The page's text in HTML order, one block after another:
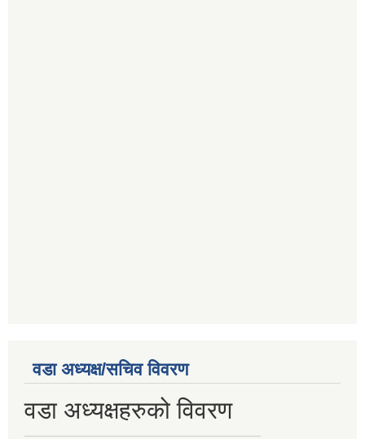
वडा अध्यक्ष/सचिव विवरण
वडा अध्यक्षहरुको विवरण